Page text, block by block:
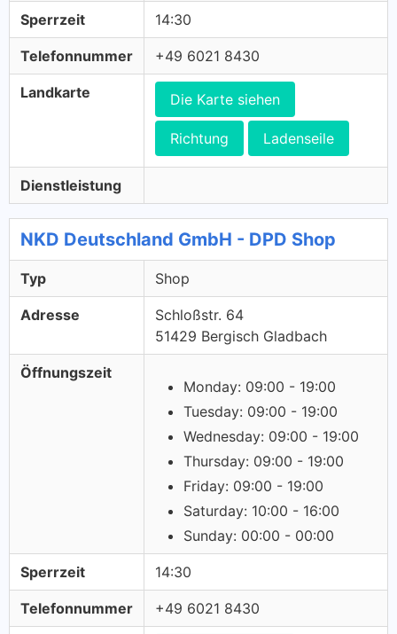
Sperrzeit 14:30
Telefonnummer +49 6021 8430
Landkarte Die Karte siehen
Richtung Ladenseile
Dienstleistung
NKD Deutschland GmbH - DPD Shop
Typ Shop
Adresse
Schloßstr. 64
51429 Bergisch Gladbach
Öffnungszeit
Monday: 09:00 - 19:00
Tuesday: 09:00 - 19:00
Wednesday: 09:00 - 19:00
Thursday: 09:00 - 19:00
Friday: 09:00 - 19:00
Saturday: 10:00 - 16:00
Sunday: 00:00 - 00:00
Sperrzeit 14:30
Telefonnummer +49 6021 8430